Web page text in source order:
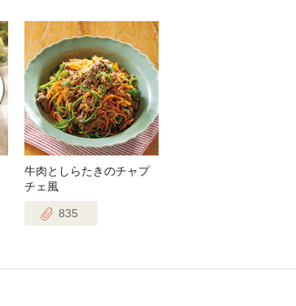
牛肉としらたきのチャプ
チェ風
835